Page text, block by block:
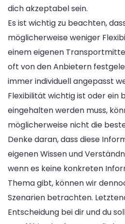
dich akzeptabel sein.
Es ist wichtig zu beachten,
möglicherweise weniger
einem eigenen
oft von den Anbietern
immer individuell angepasst
Flexibilität wichtig ist oder ein
eingehalten werden muss,
möglicherweise nicht die
Denke daran, dass diese
eigenen Wissen und
wenn es keine konkreten
Thema gibt, können wir
Szenarien betrachten.
Entscheidung bei dir und du